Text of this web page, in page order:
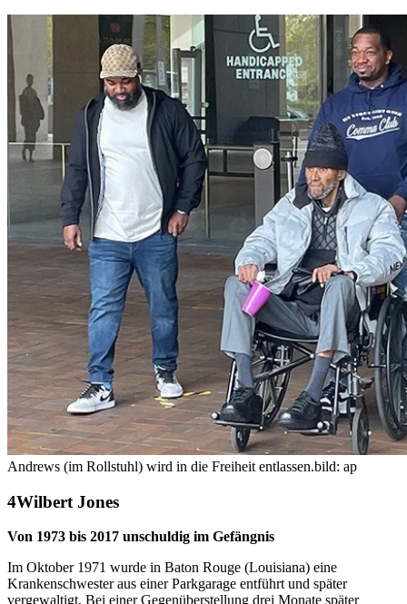
Andrews (im Rollstuhl) wird in die Freiheit entlassen.bild: ap
Wilbert Jones
Von 1973 bis 2017 unschuldig im Gefängnis
Im Oktober 1971 wurde in Baton Rouge (Louisiana) eine
Krankenschwester aus einer Parkgarage entführt und später
vergewaltigt. Bei einer Gegenüberstellung drei Monate später